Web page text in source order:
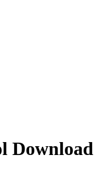
Download